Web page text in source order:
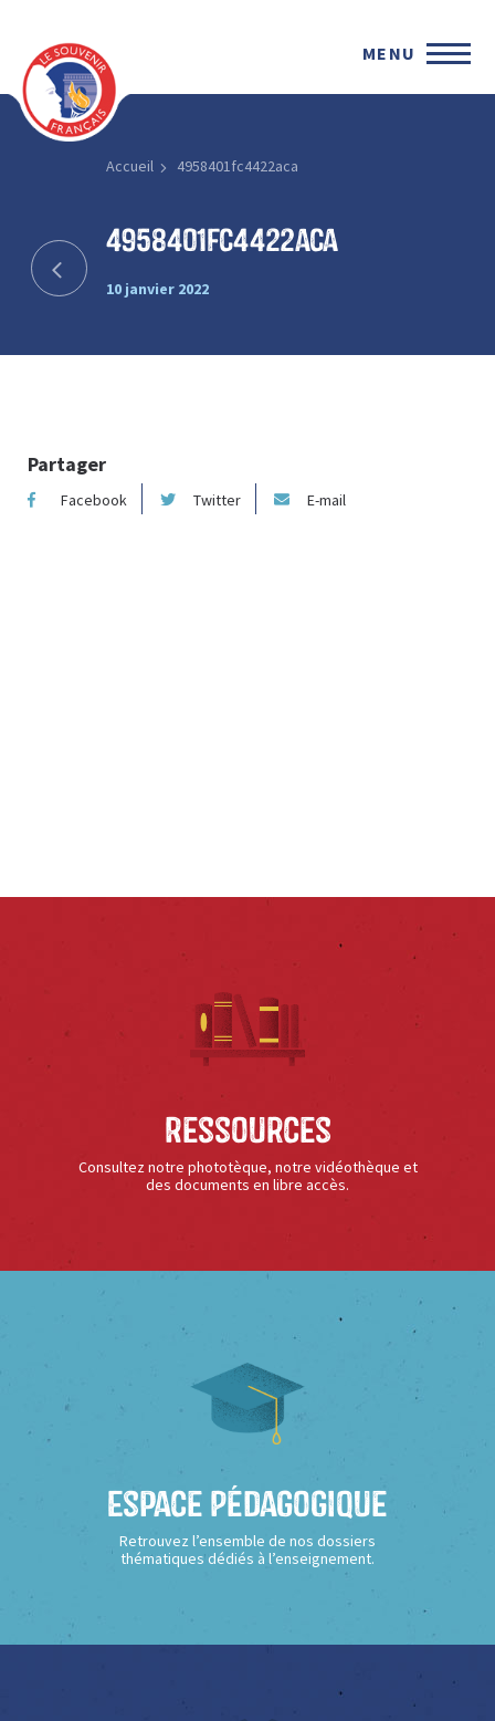
MENU
Accueil 4958401fc4422aca
4958401fc4422aca
10 janvier 2022
Partager
Facebook Twitter E-mail
Ressources
Consultez notre phototèque, notre vidéothèque et
des documents en libre accès.
Espace Pédagogique
Retrouvez l’ensemble de nos dossiers
thématiques dédiés à l’enseignement.